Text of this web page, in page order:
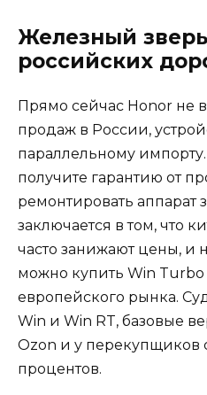
Железный
российских
Прямо сейчас Honor не
продаж в России,
параллельному импорту.
получите гарантию от
ремонтировать аппарат
заключается в том, что
часто занижают цены, и
можно купить Win
европейского рынка.
Win и Win RT, базовые
Ozon и у перекупщиков
процентов.